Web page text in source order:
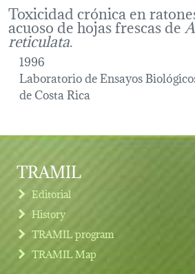
Toxicidad crónica en
acuoso de hojas frescas de
reticulata.
1996
Laboratorio de Ensayos
de Costa Rica
TRAMIL
Editorial
History
TRAMIL program
TRAMIL Map